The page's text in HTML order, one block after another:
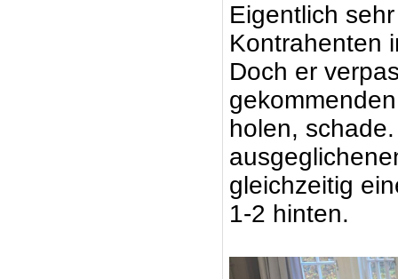
Eigentlich
Kontrahenten
Doch er
holen,
gleichzeitig
1-2 hinten.